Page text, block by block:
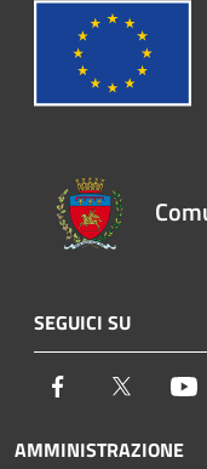
SEGUICI SU
Facebook Twitter
AMMINISTRAZIONE